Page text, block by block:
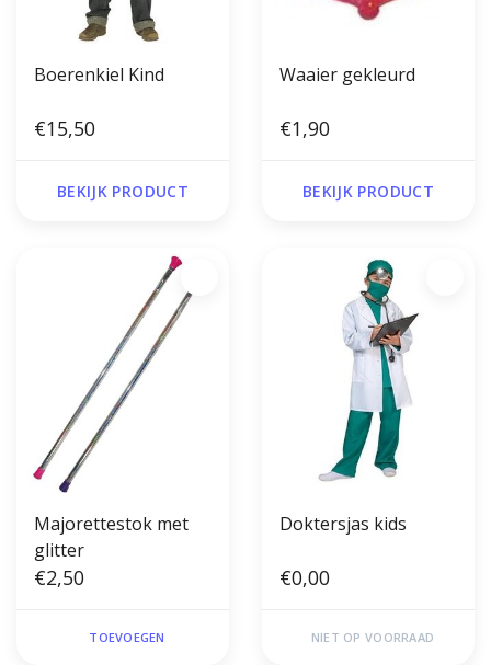
Boerenkiel Kind
€15,50
BEKIJK PRODUCT
Waaier gekleurd
€1,90
BEKIJK PRODUCT
Majorettestok met
glitter
€2,50
TOEVOEGEN
Doktersjas kids
€0,00
NIET OP VOORRAAD